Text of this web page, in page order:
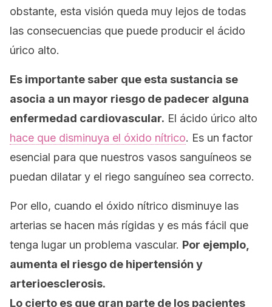
obstante, esta visión queda muy lejos de todas
las consecuencias que puede producir el ácido
úrico alto.
Es importante saber que esta sustancia se
asocia a un mayor riesgo de padecer alguna
enfermedad cardiovascular. El ácido úrico alto
hace que disminuya el óxido nítrico. Es un factor
esencial para que nuestros vasos sanguíneos se
puedan dilatar y el riego sanguíneo sea correcto.
Por ello, cuando el óxido nítrico disminuye las
arterias se hacen más rígidas y es más fácil que
tenga lugar un problema vascular. Por ejemplo,
aumenta el riesgo de hipertensión y
arterioesclerosis.
Lo cierto es que gran parte de los pacientes